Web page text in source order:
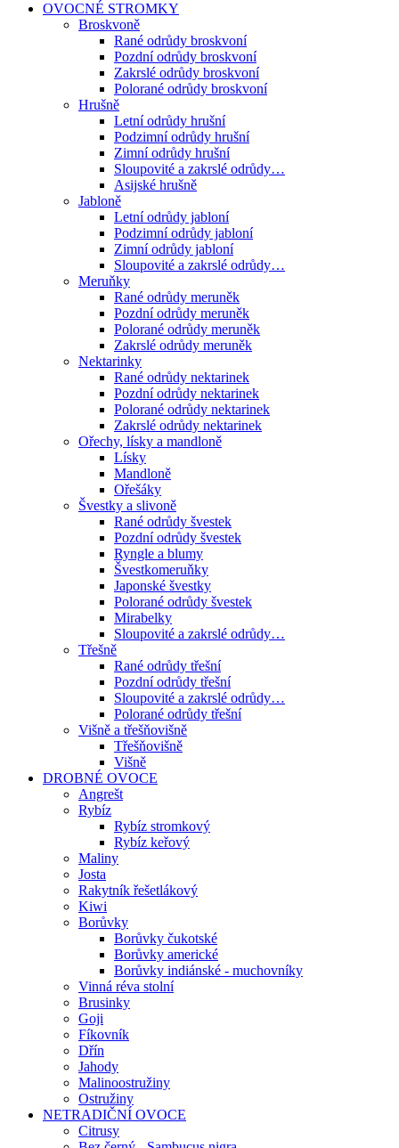
OVOCNÉ STROMKY
Broskvoně
Rané odrůdy broskvoní
Pozdní odrůdy broskvoní
Zakrslé odrůdy broskvoní
Polorané odrůdy broskvoní
Hrušně
Letní odrůdy hrušní
Podzimní odrůdy hrušní
Zimní odrůdy hrušní
Sloupovité a zakrslé odrůdy…
Asijské hrušně
Jabloně
Letní odrůdy jabloní
Podzimní odrůdy jabloní
Zimní odrůdy jabloní
Sloupovité a zakrslé odrůdy…
Meruňky
Rané odrůdy meruněk
Pozdní odrůdy meruněk
Polorané odrůdy meruněk
Zakrslé odrůdy meruněk
Nektarinky
Rané odrůdy nektarinek
Pozdní odrůdy nektarinek
Polorané odrůdy nektarinek
Zakrslé odrůdy nektarinek
Ořechy, lísky a mandloně
Lísky
Mandloně
Ořešáky
Švestky a slivoně
Rané odrůdy švestek
Pozdní odrůdy švestek
Ryngle a blumy
Švestkomeruňky
Japonské švestky
Polorané odrůdy švestek
Mirabelky
Sloupovité a zakrslé odrůdy…
Třešně
Rané odrůdy třešní
Pozdní odrůdy třešní
Sloupovité a zakrslé odrůdy…
Polorané odrůdy třešní
Višně a třešňovišně
Třešňovišně
Višně
DROBNÉ OVOCE
Angrešt
Rybíz
Rybíz stromkový
Rybíz keřový
Maliny
Josta
Rakytník řešetlákový
Kiwi
Borůvky
Borůvky čukotské
Borůvky americké
Borůvky indiánské - muchovníky
Vinná réva stolní
Brusinky
Goji
Fíkovník
Dřín
Jahody
Malinoostružiny
Ostružiny
NETRADIČNÍ OVOCE
Citrusy